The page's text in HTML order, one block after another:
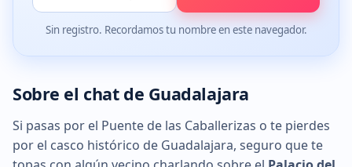
Sin registro. Recordamos tu nombre en este navegador.
Sobre el chat de Guadalajara
Si pasas por el Puente de las Caballerizas o te pierdes
por el casco histórico de Guadalajara, seguro que te